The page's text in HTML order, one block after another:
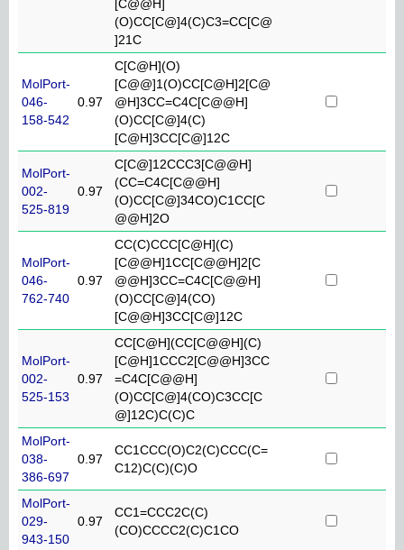
[C@@H]
(O)CC[C@]4(C)C3=CC[C@
]21C
MolPort-
046-
158-542
0.97
C[C@H](O)
[C@@]1(O)CC[C@H]2[C@
@H]3CC=C4C[C@@H]
(O)CC[C@]4(C)
[C@H]3CC[C@]12C
MolPort-
002-
525-819
0.97
C[C@]12CCC3[C@@H]
(CC=C4C[C@@H]
(O)CC[C@]34CO)C1CC[C
@@H]2O
MolPort-
046-
762-740
0.97
CC(C)CCC[C@H](C)
[C@@H]1CC[C@@H]2[C
@@H]3CC=C4C[C@@H]
(O)CC[C@]4(CO)
[C@@H]3CC[C@]12C
MolPort-
002-
525-153
0.97
CC[C@H](CC[C@@H](C)
[C@H]1CCC2[C@@H]3CC
=C4C[C@@H]
(O)CC[C@]4(CO)C3CC[C
@]12C)C(C)C
MolPort-
038-
386-697
0.97
CC1CCC(O)C2(C)CCC(C=
C12)C(C)(C)O
MolPort-
029-
943-150
0.97
CC1=CCC2C(C)
(CO)CCCC2(C)C1CO